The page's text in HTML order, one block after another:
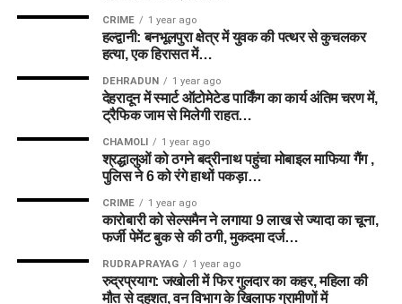
CRIME 1 year ago
हल्द्वानी: बनभूलपुरा क्षेत्र में युवक की पत्थर से कुचलकर
हत्या, एक हिरासत में…
DEHRADUN 1 year ago
देहरादून में स्मार्ट ऑटोमेटेड पार्किंग का कार्य अंतिम चरण में,
ट्रैफिक जाम से मिलेगी राहत…
CHAMOLI 1 year ago
श्रद्धालुओं को ठगने बद्रीनाथ पहुंचा मोबाइल माफिया गैंग ,
पुलिस ने 6 को रंगे हाथों पकड़ा…
CRIME 1 year ago
कारोबारी को सेल्समैन ने लगाया 9 लाख से ज्यादा का चूना,
फर्जी पेमेंट बुक से की ठगी, मुकदमा दर्ज…
RUDRAPRAYAG 1 year ago
रुद्रप्रयाग: जखोली में फिर गुलदार का कहर, महिला की
मौत से दहशत, वन विभाग के खिलाफ ग्रामीणों में